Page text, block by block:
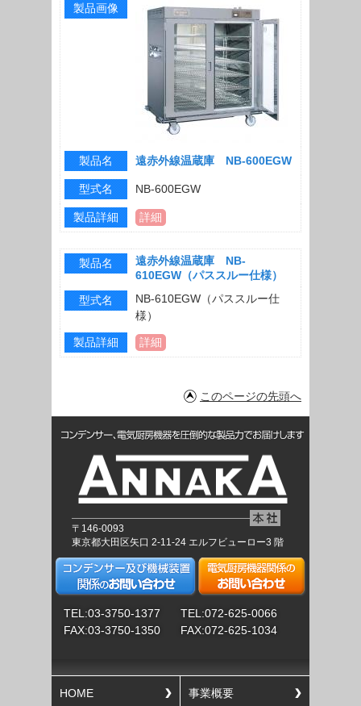
製品画像
製品名 遠赤外線温蔵庫 NB-600EGW
型式名 NB-600EGW
製品詳細 詳細
製品名
遠赤外線温蔵庫 NB-
610EGW（パススルー仕様）
型式名
NB-610EGW（パススルー仕
様）
製品詳細 詳細
このページの先頭へ
〒146-0093
東京都大田区矢口 2-11-24 エルフビューロー3 階
TEL:03-3750-1377
TEL:072-625-0066
FAX:03-3750-1350
FAX:072-625-1034
HOME 事業概要